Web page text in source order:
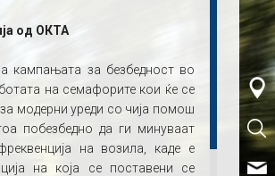
од ОКТА
кампањата за безбедност во
на семафорите кои ќе се
модерни уреди со чија помош
побезбедно да ги минуваат
на возила, каде е
на која се поставени се